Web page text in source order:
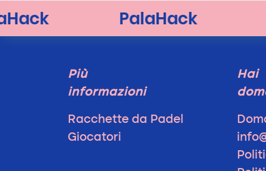
Più
informazioni
Racchette da Padel
Giocatori
Hai